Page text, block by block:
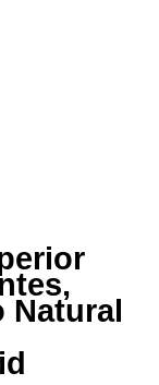
Natural